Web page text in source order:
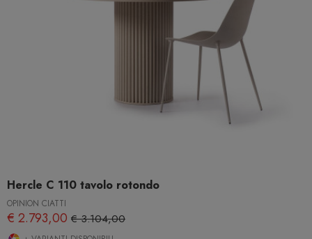
Hercle C 110 tavolo rotondo
OPINION CIATTI
€ 2.793,00 € 3.104,00